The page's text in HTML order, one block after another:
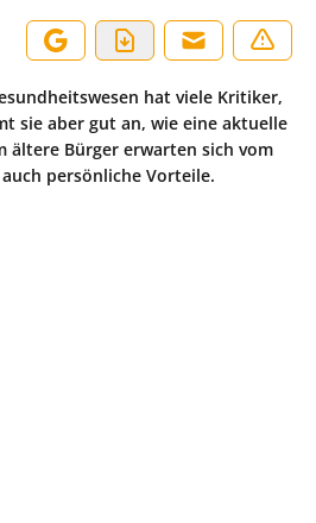
hat viele Kritiker,
sie aber gut an, wie eine aktuelle
ältere Bürger erwarten sich vom
persönliche Vorteile.